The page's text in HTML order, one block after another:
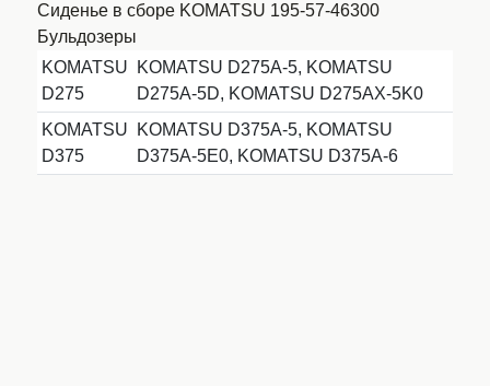
Сиденье в сборе KOMATSU 195-57-46300
Бульдозеры
KOMATSU
D275
KOMATSU D275A-5, KOMATSU
D275A-5D, KOMATSU D275AX-5K0
KOMATSU
D375
KOMATSU D375A-5, KOMATSU
D375A-5E0, KOMATSU D375A-6